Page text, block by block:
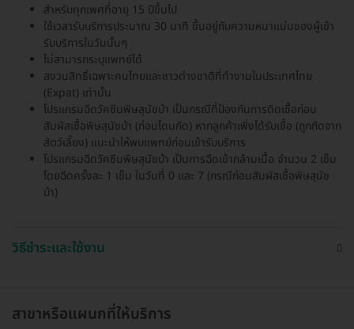
สำหรับทุกเพศที่อายุ 15 ปีขึ้นไป
ใช้เวลารับบริการประมาณ 30 นาที ขึ้นอยู่กับความหนาแน่นของผู้เข้า
รับบริการในวันนั้นๆ
ไม่สามารถระบุแพทย์ได้
สงวนสิทธิ์เฉพาะคนไทยและชาวต่างชาติที่ทำงานในประเทศไทย
(Expat) เท่านั้น
โปรแกรมฉีดวัคซีนพิษสุนัขบ้า เป็นกรณีที่ป้องกันการติดเชื้อก่อน
สัมผัสเชื้อพิษสุนัขบ้า (ก่อนโดนกัด) หากลูกค้าเพิ่งได้รับเชื้อ (ถูกกัดจาก
สัตว์เลี้ยง) แนะนำให้พบแพทย์ก่อนเข้ารับบริการ
โปรแกรมฉีดวัคซีนพิษสุนัขบ้า เป็นการฉีดเข้ากล้ามเนื้อ จำนวน 2 เข็ม
โดยฉีดครั้งละ 1 เข็ม ในวันที่ 0 และ 7 (กรณีก่อนสัมผัสเชื้อพิษสุนัข
บ้า)
วิธีชำระและใช้งาน
สาขาหรือแผนกที่ให้บริการ